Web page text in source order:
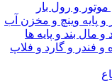
و رول بار
و پایه وینچ و مخزن آب
و مال بند و پایه ها
و فندر و گارد و فلاپ